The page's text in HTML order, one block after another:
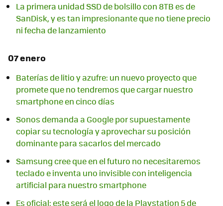
La primera unidad SSD de bolsillo con 8TB es de
SanDisk, y es tan impresionante que no tiene precio
ni fecha de lanzamiento
07 enero
Baterías de litio y azufre: un nuevo proyecto que
promete que no tendremos que cargar nuestro
smartphone en cinco días
Sonos demanda a Google por supuestamente
copiar su tecnología y aprovechar su posición
dominante para sacarlos del mercado
Samsung cree que en el futuro no necesitaremos
teclado e inventa uno invisible con inteligencia
artificial para nuestro smartphone
Es oficial: este será el logo de la Playstation 5 de